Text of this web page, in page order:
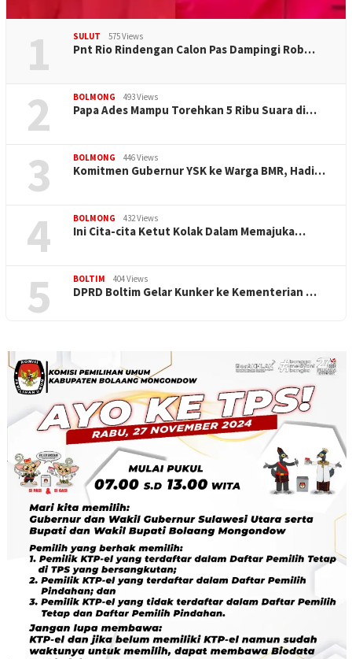
1 SULUT 575 Views
Pnt Rio Rindengan Calon Pas Dampingi Rob…
2 BOLMONG 493 Views
Papa Ades Mampu Torehkan 5 Ribu Suara di…
3 BOLMONG 446 Views
Komitmen Gubernur YSK ke Warga BMR, Hadi…
4 BOLMONG 432 Views
Ini Cita-cita Ketut Kolak Dalam Memajuka…
5 BOLTIM 404 Views
DPRD Boltim Gelar Kunker ke Kementerian …